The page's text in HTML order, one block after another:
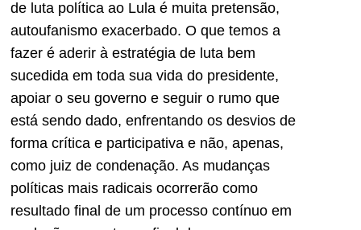
de luta política ao Lula é muita pretensão,
autoufanismo exacerbado. O que temos a
fazer é aderir à estratégia de luta bem
sucedida em toda sua vida do presidente,
apoiar o seu governo e seguir o rumo que
está sendo dado, enfrentando os desvios de
forma crítica e participativa e não, apenas,
como juiz de condenação. As mudanças
políticas mais radicais ocorrerão como
resultado final de um processo contínuo em